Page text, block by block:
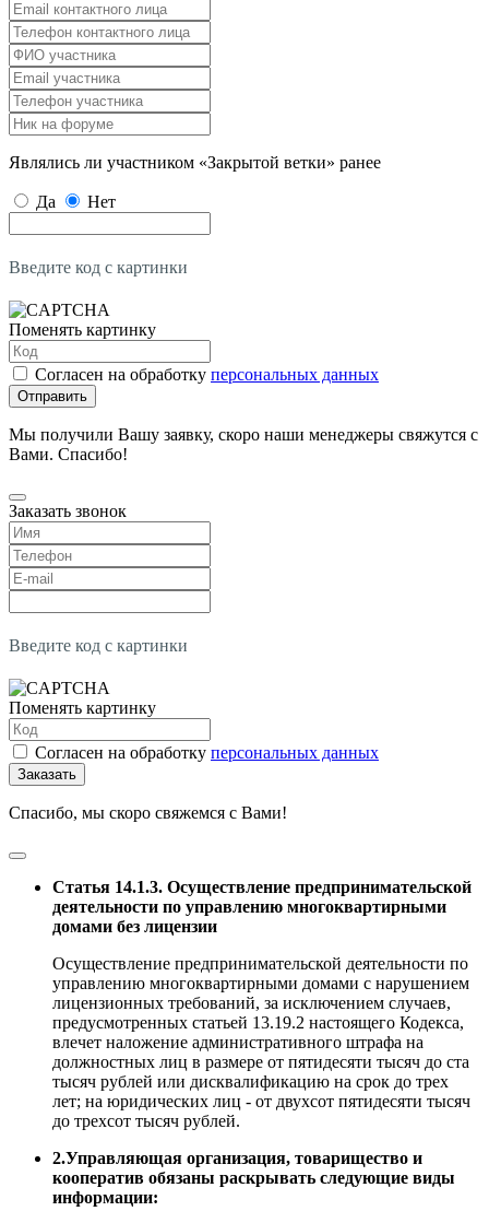
Являлись ли участником «Закрытой ветки» ранее
Да Нет
Введите код с картинки
Поменять картинку
Согласен на обработку персональных данных
Отправить
Мы получили Вашу заявку, скоро наши менеджеры свяжутся с
Вами. Спасибо!
Заказать звонок
Введите код с картинки
Поменять картинку
Согласен на обработку персональных данных
Заказать
Спасибо, мы скоро свяжемся с Вами!
Статья 14.1.3. Осуществление предпринимательской
деятельности по управлению многоквартирными
домами без лицензии
Осуществление предпринимательской деятельности по
управлению многоквартирными домами с нарушением
лицензионных требований, за исключением случаев,
предусмотренных статьей 13.19.2 настоящего Кодекса,
влечет наложение административного штрафа на
должностных лиц в размере от пятидесяти тысяч до ста
тысяч рублей или дисквалификацию на срок до трех
лет; на юридических лиц - от двухсот пятидесяти тысяч
до трехсот тысяч рублей.
2.Управляющая организация, товарищество и
кооператив обязаны раскрывать следующие виды
информации: